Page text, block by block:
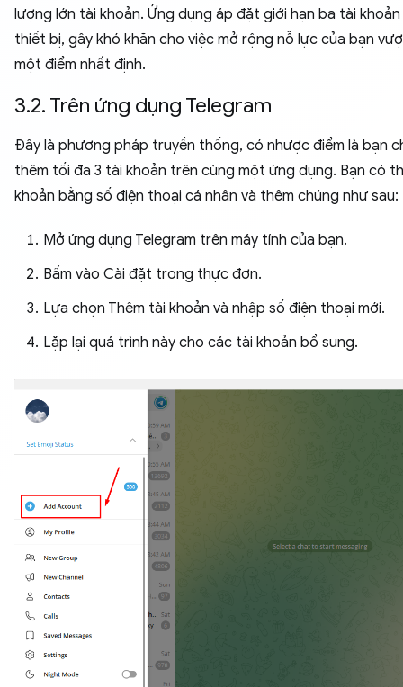
lượng lớn tài khoản. Ứng dụng áp đặt giới hạn ba tài
thiết bị, gây khó khăn cho việc mở rộng nỗ lực của bạn
một điểm nhất định.
3.2. Trên ứng dụng Telegram
Đây là phương pháp truyền thống, có nhược điểm là bạn
thêm tối đa 3 tài khoản trên cùng một ứng dụng. Bạn có
khoản bằng số điện thoại cá nhân và thêm chúng như sau:
Mở ứng dụng Telegram trên máy tính của bạn.
Bấm vào Cài đặt trong thực đơn.
Lựa chọn Thêm tài khoản và nhập số điện thoại mới.
Lặp lại quá trình này cho các tài khoản bổ sung.